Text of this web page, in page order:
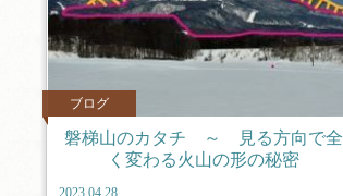
ブログ
磐梯山のカタチ ～ 見る方向で全
く変わる火山の形の秘密
2023.04.28